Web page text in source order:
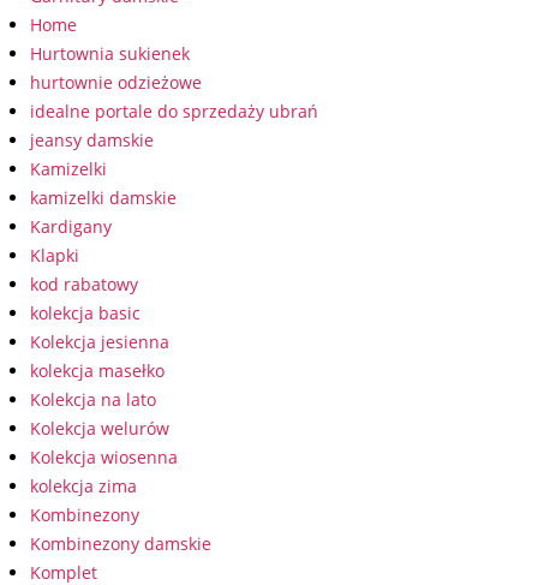
Home
Hurtownia sukienek
hurtownie odzieżowe
idealne portale do sprzedaży ubrań
jeansy damskie
Kamizelki
kamizelki damskie
Kardigany
Klapki
kod rabatowy
kolekcja basic
Kolekcja jesienna
kolekcja masełko
Kolekcja na lato
Kolekcja welurów
Kolekcja wiosenna
kolekcja zima
Kombinezony
Kombinezony damskie
Komplet